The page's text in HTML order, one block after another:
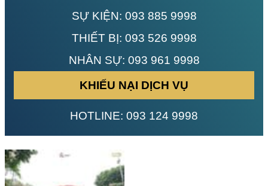
SỰ KIỆN: 093 885 9998
THIẾT BỊ: 093 526 9998
NHÂN SỰ: 093 961 9998
KHIẾU NẠI DỊCH VỤ
HOTLINE: 093 124 9998